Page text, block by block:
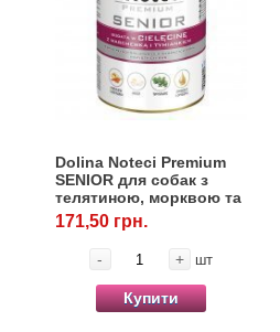
Dolina Noteci Premium
SENIOR для собак з
телятиною, морквою та
чебрецем, 400 г
171,50 грн.
- + шт
Купити